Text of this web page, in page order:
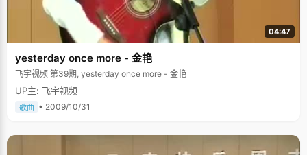
04:47
yesterday once more - 金艳
飞宇视频 第39期, yesterday once more - 金艳
UP主: 飞宇视频
歌曲 • 2009/10/31